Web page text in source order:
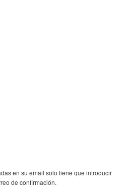
en su email solo tiene que introducir
de confirmación.